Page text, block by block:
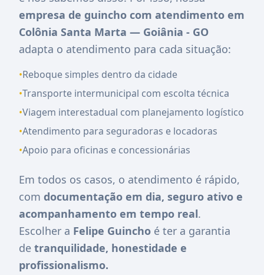
empresa de guincho com atendimento em
Colônia Santa Marta — Goiânia - GO
adapta o atendimento para cada situação:
•Reboque simples dentro da cidade
•Transporte intermunicipal com escolta técnica
•Viagem interestadual com planejamento logístico
•Atendimento para seguradoras e locadoras
•Apoio para oficinas e concessionárias
Em todos os casos, o atendimento é rápido,
com documentação em dia, seguro ativo e
acompanhamento em tempo real.
Escolher a Felipe Guincho é ter a garantia
de tranquilidade, honestidade e
profissionalismo.